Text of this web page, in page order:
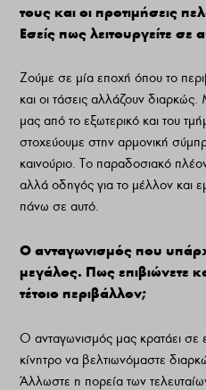
τους και οι προτιμήσεις
Εσείς πως λειτουργείτε σε
Ζούμε σε μία εποχή όπου το
και οι τάσεις αλλάζουν
μας από το εξωτερικό και του
στοχεύουμε στην αρμονική
καινούριο. Το παραδοσιακό
αλλά οδηγός για το μέλλον και
πάνω σε αυτό.
Ο ανταγωνισμός που
μεγάλος. Πως επιβιώνετε
τέτοιο περιβάλλον;
Ο ανταγωνισμός μας κρατάει σε
κίνητρο να βελτιωνόμαστε
Άλλωστε η πορεία των